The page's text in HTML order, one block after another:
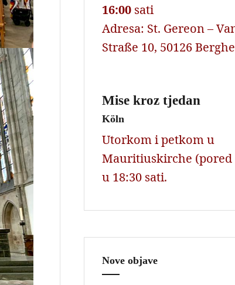
16:00 sati
Adresa: St. Gereon –
Straße 10, 50126
Mise kroz tjedan
Köln
Utorkom i petkom u
Mauritiuskirche (pored
u 18:30 sati.
Nove objave